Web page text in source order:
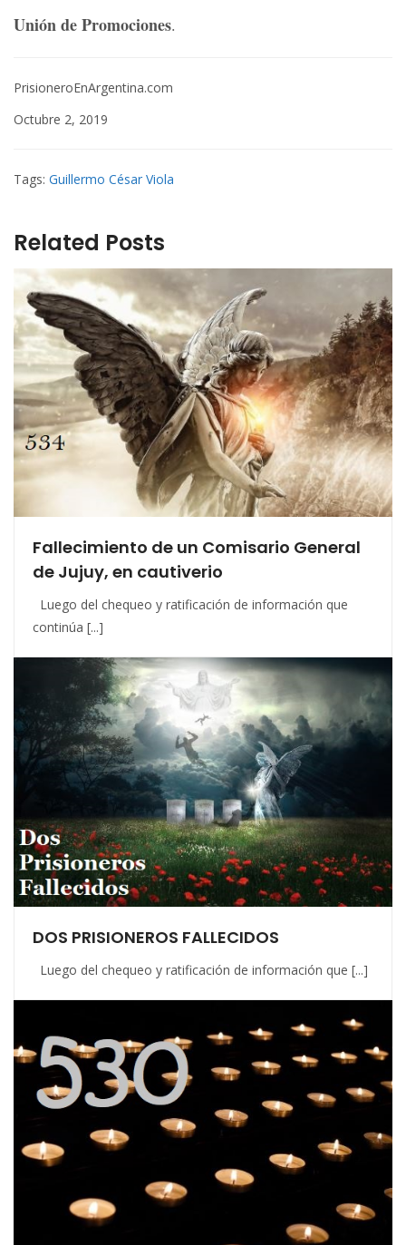
Unión de Promociones.
PrisioneroEnArgentina.com
Octubre 2, 2019
Tags: Guillermo César Viola
Related Posts
Fallecimiento de un Comisario General
de Jujuy, en cautiverio
Luego del chequeo y ratificación de información que
continúa [...]
DOS PRISIONEROS FALLECIDOS
Luego del chequeo y ratificación de información que [...]